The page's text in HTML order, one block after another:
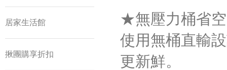
居家生活館
揪團購享折扣
★無壓力桶省
使用無桶直輸
更新鮮。